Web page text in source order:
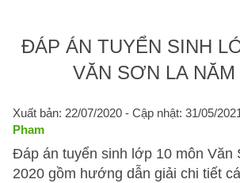
ĐÁP ÁN TUYỂN SINH
VĂN SƠN LA NĂM
Xuất bản: 22/07/2020 - Cập nhật: 31/05/
Pham
Đáp án tuyển sinh lớp 10 môn Văn
2020 gồm hướng dẫn giải chi tiết